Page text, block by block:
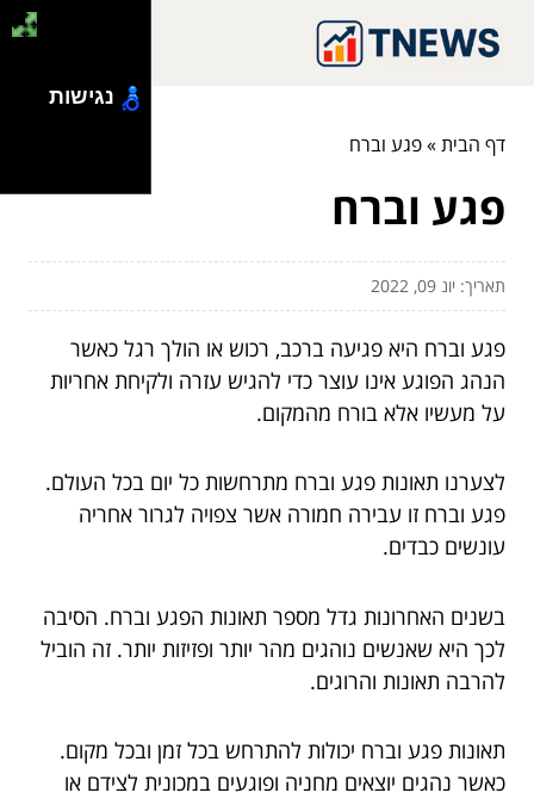
דף הבית»פגע וברח
פגע וברח
תאריך: יונ 09, 2022
פגע וברח היא פגיעה ברכב, רכוש או הולך רגל כאשר
הנהג הפוגע אינו עוצר כדי להגיש עזרה ולקיחת אחריות
על מעשיו אלא בורח מהמקום.
לצערנו תאונות פגע וברח מתרחשות כל יום בכל העולם.
פגע וברח זו עבירה חמורה אשר צפויה לגרור אחריה
עונשים כבדים.
בשנים האחרונות גדל מספר תאונות הפגע וברח. הסיבה
לכך היא שאנשים נוהגים מהר יותר ופזיזות יותר. זה הוביל
להרבה תאונות והרוגים.
תאונות פגע וברח יכולות להתרחש בכל זמן ובכל מקום.
כאשר נהגים יוצאים מחניה ופוגעים במכונית לצידם או
נגישות